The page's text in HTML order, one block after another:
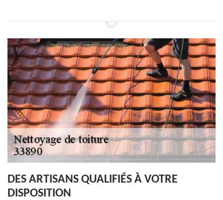
DES ARTISANS QUALIFIÉS À VOTRE
DISPOSITION